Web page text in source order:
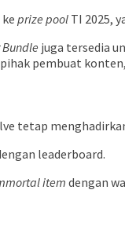
prize pool TI 2025,
juga tersedia
pembuat
tetap
leaderboard.
item dengan